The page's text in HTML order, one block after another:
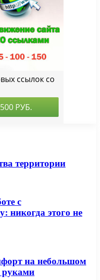
территории
с
никогда этого не
на небольшом
руками